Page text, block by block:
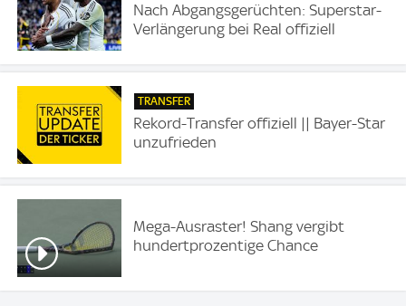
Nach Abgangsgerüchten: Superstar-
Verlängerung bei Real offiziell
TRANSFER
Rekord-Transfer offiziell || Bayer-Star
unzufrieden
Mega-Ausraster! Shang vergibt
hundertprozentige Chance